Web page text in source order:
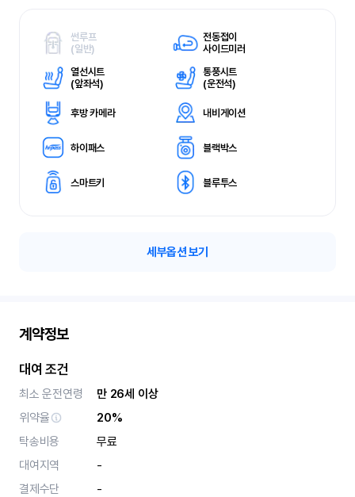
썬루프
(일반)
전동접이
사이드미러
열선시트
(앞좌석)
통풍시트
(운전석)
후방 카메라 내비게이션
하이패스 블랙박스
스마트키 블루투스
세부옵션 보기
계약정보
대여 조건
최소 운전연령
만 26세 이상
위약율
20%
탁송비용
무료
대여지역
-
결제수단
-